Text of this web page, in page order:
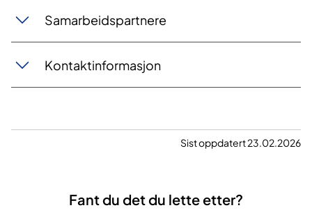
Samarbeidspartnere
Kontaktinformasjon
Sist oppdatert 23.02.2026
Fant du det du lette etter?